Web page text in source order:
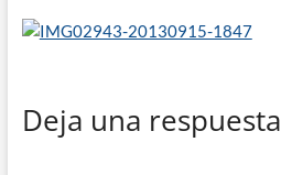
Deja una respuesta